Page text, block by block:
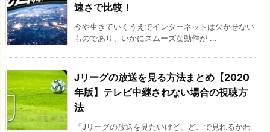
速さで比較！
今や生きていくうえでインターネットは欠かせない
ものであり、いかにスムーズな動作が ...
Jリーグの放送を見る方法まとめ【2020
年版】テレビ中継されない場合の視聴方
法
「Jリーグの放送を見たいけど、どこで見れるかわ